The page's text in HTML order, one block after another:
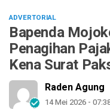
ADVERTORIAL
Bapenda
Penagihan
Kena Surat
Raden Agung
14 Mei 2026 -